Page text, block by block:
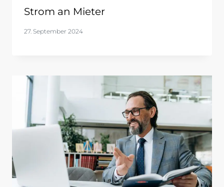
Strom an Mieter
27. September 2024